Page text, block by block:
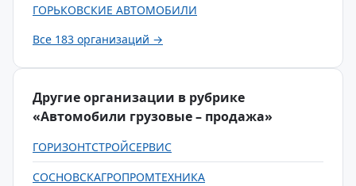
ГОРЬКОВСКИЕ АВТОМОБИЛИ
Все 183 организаций →
Другие организации в рубрике
«Автомобили грузовые – продажа»
ГОРИЗОНТСТРОЙСЕРВИС
СОСНОВСКАГРОПРОМТЕХНИКА